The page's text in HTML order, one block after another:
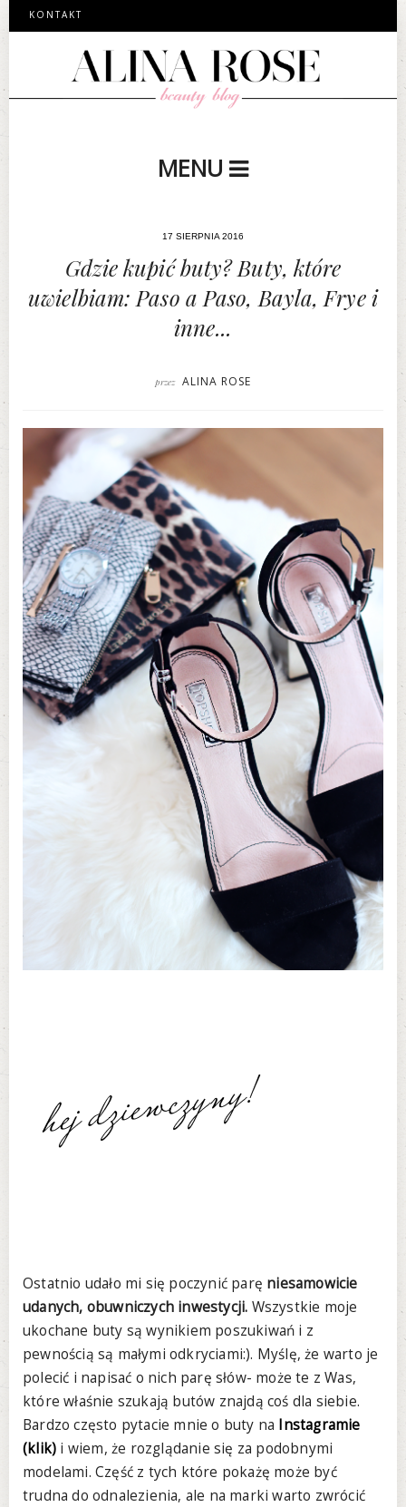
KONTAKT
MENU
17 SIERPNIA 2016
Gdzie kupić buty? Buty, które
uwielbiam: Paso a Paso, Bayla, Frye i
inne...
przez ALINA ROSE
Ostatnio udało mi się poczynić parę niesamowicie
udanych, obuwniczych inwestycji. Wszystkie moje
ukochane buty są wynikiem poszukiwań i z
pewnością są małymi odkryciami:). Myślę, że warto je
polecić i napisać o nich parę słów- może te z Was,
które właśnie szukają butów znajdą coś dla siebie.
Bardzo często pytacie mnie o buty na Instagramie
(klik) i wiem, że rozglądanie się za podobnymi
modelami. Część z tych które pokażę może być
trudna do odnalezienia, ale na marki warto zwrócić